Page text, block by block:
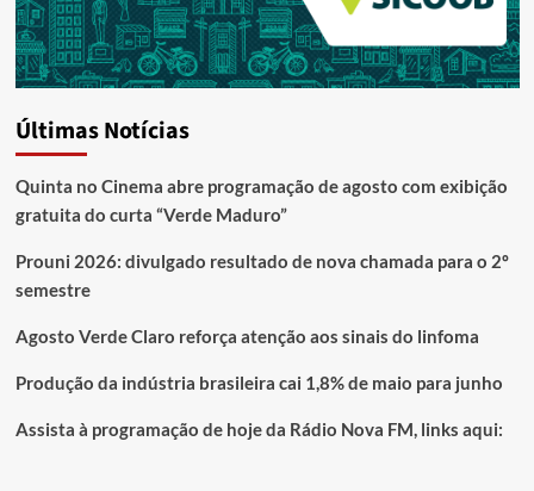
Últimas Notícias
Quinta no Cinema abre programação de agosto com exibição
gratuita do curta “Verde Maduro”
Prouni 2026: divulgado resultado de nova chamada para o 2º
semestre
Agosto Verde Claro reforça atenção aos sinais do linfoma
Produção da indústria brasileira cai 1,8% de maio para junho
Assista à programação de hoje da Rádio Nova FM, links aqui: